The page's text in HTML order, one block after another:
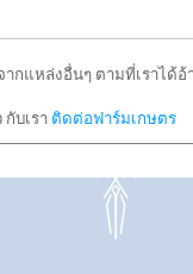
กแหล่งอื่นๆ ตามที่เราได้
กับเรา ติดต่อฟาร์มเกษตร